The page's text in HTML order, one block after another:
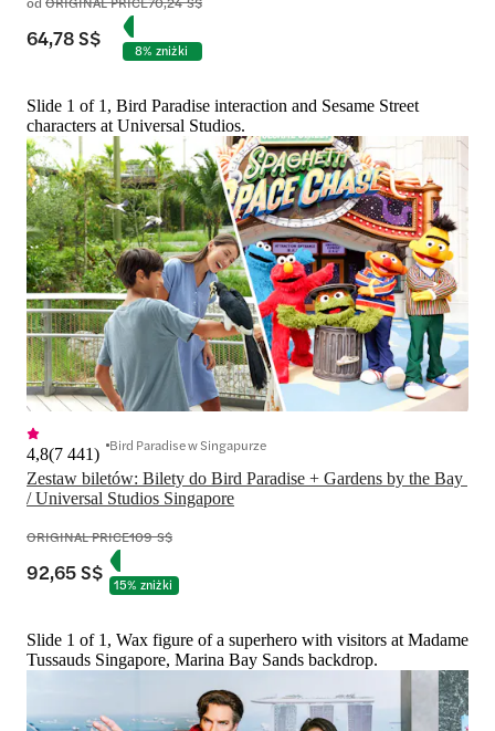
64,78 S$ 8% zniżki
Slide 1 of 1, Bird Paradise interaction and Sesame Street
characters at Universal Studios.
Zestaw biletów: Bilety do Bird Paradise + Gardens by the Bay
/ Universal Studios Singapore
4,8(7 441) Bird Paradise w Singapurze
ORIGINAL PRICE109 S$
92,65 S$ 15% zniżki
Slide 1 of 1, Wax figure of a superhero with visitors at Madame
Tussauds Singapore, Marina Bay Sands backdrop.